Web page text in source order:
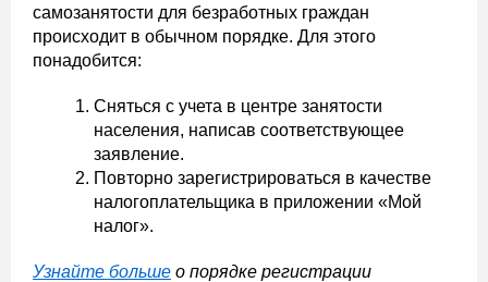
самозанятости для безработных граждан
происходит в обычном порядке. Для этого
понадобится:
Сняться с учета в центре занятости
населения, написав соответствующее
заявление.
Повторно зарегистрироваться в качестве
налогоплательщика в приложении «Мой
налог».
Узнайте больше о порядке регистрации